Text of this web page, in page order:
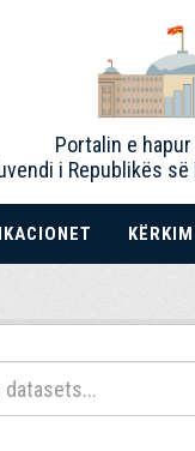
Portalin e
i Republikës
KËRKIM